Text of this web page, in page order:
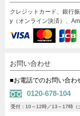
クレジットカード、銀行
y（オンライン決済）、
お問い合わせ
■お電話でのお問い合わ
0120-678-104
受付：10～12時／13～17時（